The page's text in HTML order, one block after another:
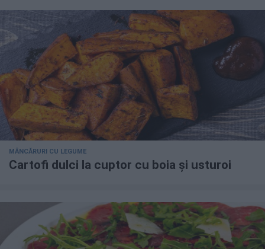
MÂNCĂRURI CU LEGUME
Cartofi dulci la cuptor cu boia și usturoi